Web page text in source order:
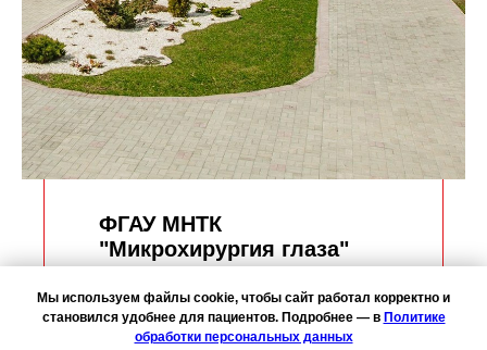
ФГАУ МНТК
"Микрохирургия глаза"
им. С.Н. Фёдорова,
г. Тамбов
Специализация: офтальмология,
Мы используем файлы cookie, чтобы сайт работал корректно и
становился удобнее для пациентов. Подробнее — в Политике
обработки персональных данных